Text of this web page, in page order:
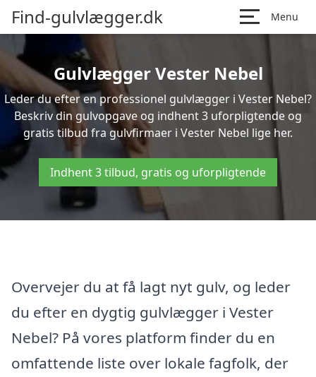
Find-gulvlægger.dk Menu
Gulvlægger Vester Nebel
Leder du efter en professionel gulvlægger i Vester Nebel?
Beskriv din gulvopgave og indhent 3 uforpligtende og
gratis tilbud fra gulvfirmaer i Vester Nebel lige her.
Indhent 3 tilbud, gratis og uforpligtende
Overvejer du at få lagt nyt gulv, og leder
du efter en dygtig gulvlægger i Vester
Nebel? På vores platform finder du en
omfattende liste over lokale fagfolk, der